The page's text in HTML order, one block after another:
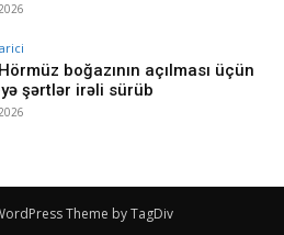
boğazının açılması üçün
şərtlər irəli sürüb
Theme by TagDiv